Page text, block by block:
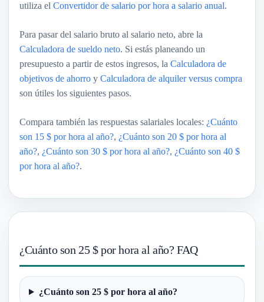
utiliza el Convertidor de salario por hora a salario anual.
Para pasar del salario bruto al salario neto, abre la
Calculadora de sueldo neto. Si estás planeando un
presupuesto a partir de estos ingresos, la Calculadora de
objetivos de ahorro y Calculadora de alquiler versus compra
son útiles los siguientes pasos.
Compara también las respuestas salariales locales: ¿Cuánto
son 15 $ por hora al año?, ¿Cuánto son 20 $ por hora al
año?, ¿Cuánto son 30 $ por hora al año?, ¿Cuánto son 40 $
por hora al año?.
¿Cuánto son 25 $ por hora al año? FAQ
¿Cuánto son 25 $ por hora al año?